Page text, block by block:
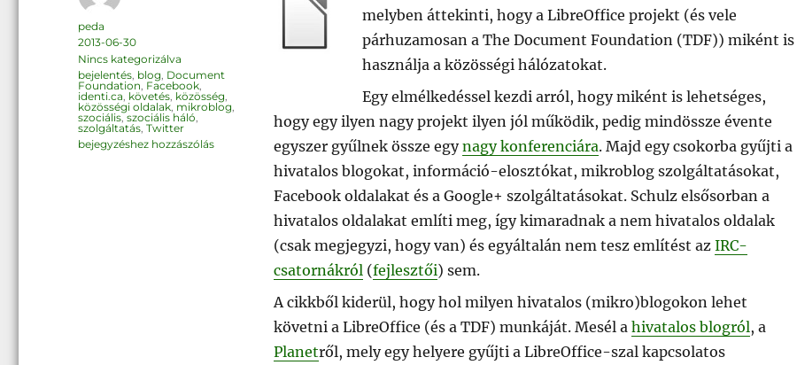
melyben áttekinti, hogy a LibreOffice projekt (és vele
párhuzamosan a The Document Foundation (TDF)) miként is
használja a közösségi hálózatokat.
Egy elmélkedéssel kezdi arról, hogy miként is lehetséges,
hogy egy ilyen nagy projekt ilyen jól működik, pedig mindössze évente
egyszer gyűlnek össze egynagy konferenciára. Majd egy csokorba gyűjti a
hivatalos blogokat, információ-elosztókat, mikroblog szolgáltatásokat,
Facebook oldalakat és a Google+ szolgáltatásokat. Schulz elsősorban a
hivatalos oldalakat említi meg, így kimaradnak a nem hivatalos oldalak
(csak megjegyzi, hogy van) és egyáltalán nem tesz említést az IRC-
csatornákról (fejlesztői) sem.
A cikkből kiderül, hogy hol milyen hivatalos (mikro)blogokon lehet
követni a LibreOffice (és a TDF) munkáját. Mesél a hivatalos blogról, a
Planetről, mely egy helyere gyűjti a LibreOffice-szal kapcsolatos
Szerző
peda
Közzétéve
2013-06-30
Kategória
Nincs kategorizálva
Címke
bejelentés, blog, Document
Foundation, Facebook,
identi.ca, követés, közösség,
közösségi oldalak, mikroblog,
szociális,szociális háló,
szolgáltatás,Twitter
LibreOffice
bejegyzéshez hozzászólás